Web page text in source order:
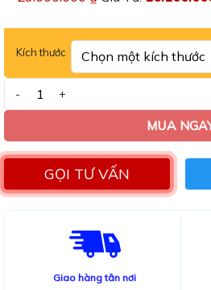
5
Kích thước
Bàn ăn mặt đá cao cấp kèm ghế
MUA
GỌI TƯ VẤN
Giao hàng tân nơi